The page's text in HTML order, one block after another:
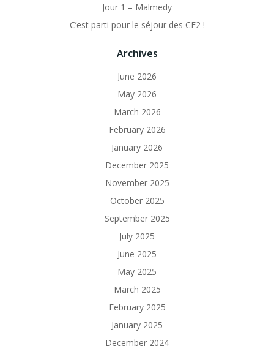
Jour 1 – Malmedy
C’est parti pour le séjour des CE2 !
Archives
June 2026
May 2026
March 2026
February 2026
January 2026
December 2025
November 2025
October 2025
September 2025
July 2025
June 2025
May 2025
March 2025
February 2025
January 2025
December 2024